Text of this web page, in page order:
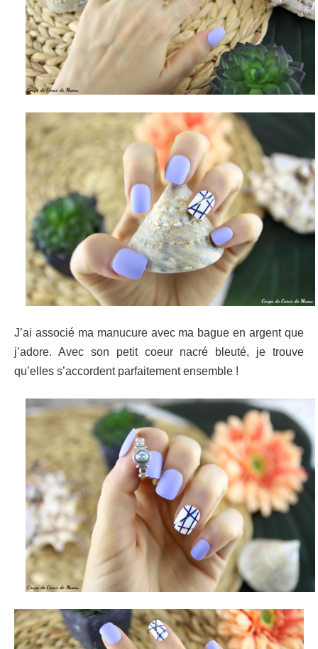
J’ai associé ma manucure avec ma bague en argent que
j’adore. Avec son petit coeur nacré bleuté, je trouve
qu’elles s’accordent parfaitement ensemble !